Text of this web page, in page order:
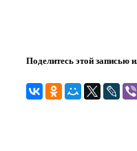
Поделитесь этой записью